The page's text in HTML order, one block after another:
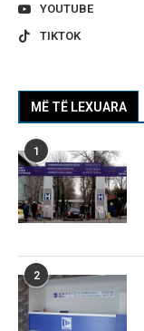
YOUTUBE
TIKTOK
MË TË LEXUARA
1
2